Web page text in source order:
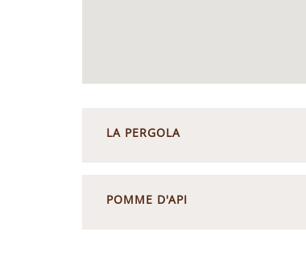
LA PERGOLA
POMME D'API